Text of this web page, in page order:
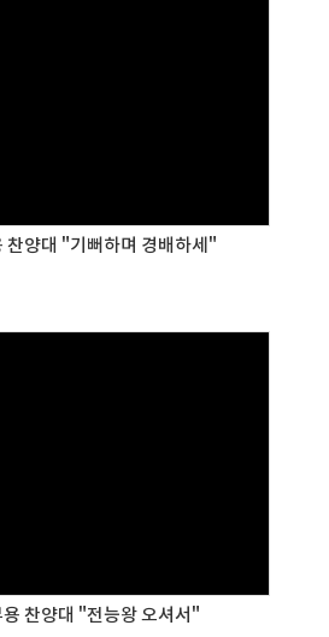
양대 "기뻐하며 경배하세"
찬양대 "전능왕 오셔서"